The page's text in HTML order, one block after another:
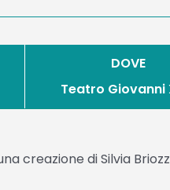
DOVE
Teatro Giovanni
creazione di Silvia